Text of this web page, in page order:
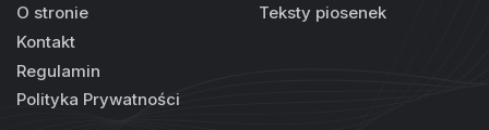
O stronie
Kontakt
Regulamin
Polityka Prywatności
Teksty piosenek